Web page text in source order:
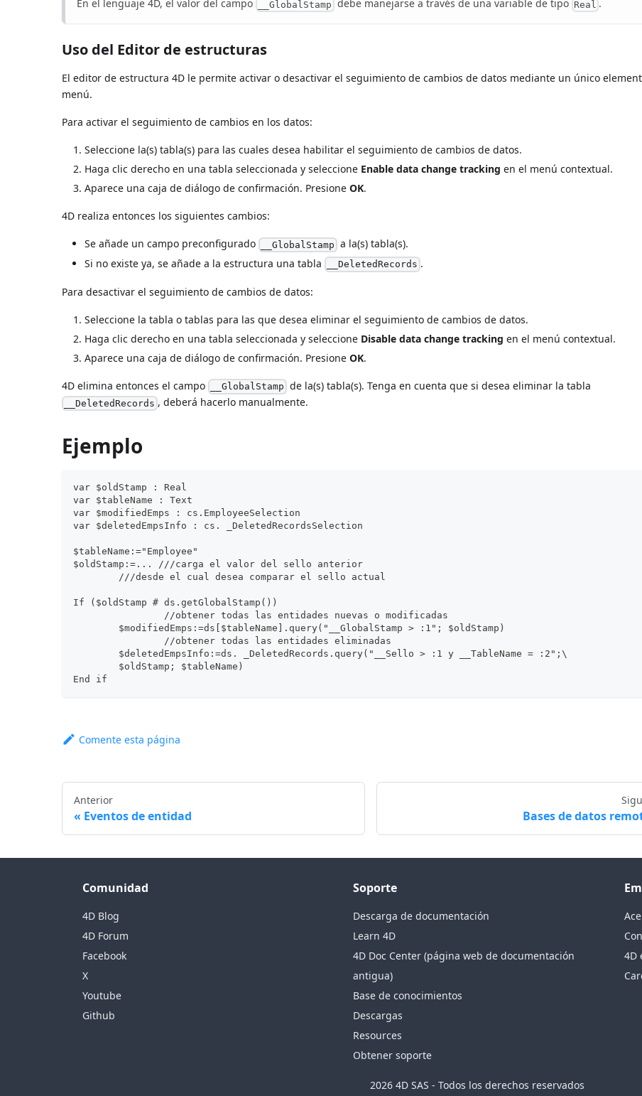
En el lenguaje 4D, el valor del campo
__GlobalStamp debe manejarse a través de una variable de tipo Real .
Uso del Editor de estructuras
El editor de estructura 4D le permite activar o desactivar el seguimiento de cambios de datos mediante un único
menú.
Para activar el seguimiento de cambios en los datos:
Seleccione la(s) tabla(s) para las cuales desea habilitar el seguimiento de cambios de datos.
Haga clic derecho en una tabla seleccionada y seleccione Enable data change tracking en el menú contextual.
Aparece una caja de diálogo de confirmación. PresioneOK.
4D realiza entonces los siguientes cambios:
Se añade un campo preconfigurado __GlobalStamp a la(s) tabla(s).
Si no existe ya, se añade a la estructura una tabla
__DeletedRecords .
Para desactivar el seguimiento de cambios de datos:
Seleccione la tabla o tablas para las que desea eliminar el seguimiento de cambios de datos.
Haga clic derecho en una tabla seleccionada y seleccione Disable data change tracking en el menú contextual.
Aparece una caja de diálogo de confirmación. PresioneOK.
4D elimina entonces el campo __GlobalStamp de la(s) tabla(s). Tenga en cuenta que si desea eliminar la tabla
__DeletedRecords , deberá hacerlo manualmente.
Ejemplo
var $oldStamp : Real
var $tableName : Text
var $modifiedEmps : cs.EmployeeSelection
var $deletedEmpsInfo : cs. _DeletedRecordsSelection
$tableName:="Employee"
$oldStamp:=... ///carga el valor del sello anterior
	///desde el cual desea comparar el sello actual
If ($oldStamp # ds.getGlobalStamp())
		//obtener todas las entidades nuevas o modificadas
	$modifiedEmps:=ds[$tableName].query("__GlobalStamp > :1"; $oldStamp)
		//obtener todas las entidades eliminadas
	$deletedEmpsInfo:=ds. _DeletedRecords.query("__Sello > :1 y __TableName = :2";\
	$oldStamp; $tableName)
End if
Comente esta página
Anterior
Eventos de entidad Bases de datos
Comunidad
4D Blog
4D Forum
Facebook
X
Youtube
Github
Soporte
Descarga de documentación
Learn 4D
4D Doc Center (página web de documentación
antigua)
Base de conocimientos
Descargas
Resources
Obtener soporte
4D
2026 4D SAS - Todos los derechos reservados